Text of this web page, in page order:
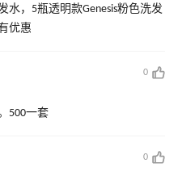
水，5瓶透明款Genesis粉色洗发
优惠
0
500一套
0